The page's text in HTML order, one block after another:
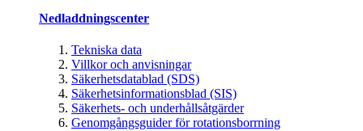
Nedladdningscenter
Tekniska data
Villkor och anvisningar
Säkerhetsdatablad (SDS)
Säkerhetsinformationsblad (SIS)
Säkerhets- och underhållsåtgärder
Genomgångsguider för rotationsborrning